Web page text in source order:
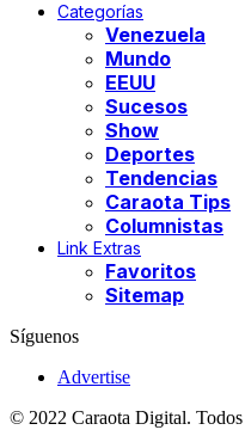
Categorías
Venezuela
Mundo
EEUU
Sucesos
Show
Deportes
Tendencias
Caraota Tips
Columnistas
Link Extras
Favoritos
Sitemap
Síguenos
Advertise
© 2022 Caraota Digital. Todos